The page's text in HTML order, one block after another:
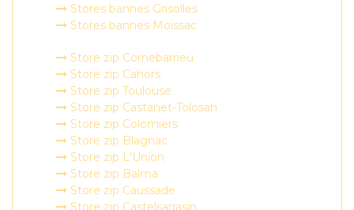
Stores bannes Grisolles
Stores bannes Moissac
Store zip Cornebarrieu
Store zip Cahors
Store zip Toulouse
Store zip Castanet-Tolosan
Store zip Colomiers
Store zip Blagnac
Store zip L'Union
Store zip Balma
Store zip Caussade
Store zip Castelsarrasin